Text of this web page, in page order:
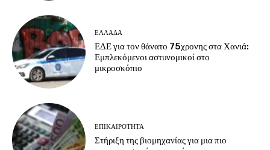
ΕΛΛΑΔΑ
ΕΔΕ για τον θάνατο 75χρονης στα Χανιά:
Εμπλεκόμενοι αστυνομικοί στο
μικροσκόπιο
ΕΠΙΚΑΙΡΟΤΗΤΑ
Στήριξη της βιομηχανίας για μια πιο